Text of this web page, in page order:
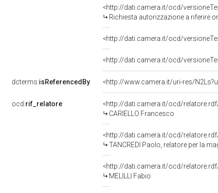
<http://dati.camera.it/ocd/
Richiesta autorizzazione a riferire
<http://dati.camera.it/ocd/
<http://dati.camera.it/ocd/
dcterms:isReferencedBy <http://www.camera.it/uri-res/
ocd:rif_relatore
<http://dati.camera.it/ocd/
CARIELLO Francesco
<http://dati.camera.it/ocd/
TANCREDI Paolo, relatore per la
<http://dati.camera.it/ocd/
MELILLI Fabio